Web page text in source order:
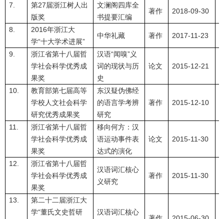
7.
第27届浙江树人出
版奖
文澜阁四库全
书提要汇编
著作 2018-09-30
8.
2016年浙江大
学“十大学术进展”
中华礼藏 著作 2017-11-23
9.
浙江省第十八届哲
学社会科学优秀成
果奖
汉语“闻嗅”义
词的现状与历
史
论文 2015-12-21
10.
教育部第七届高等
学校人文社会科学
研究优秀成果奖
东汉疑伪佛经
的语言学考辨
研究
著作 2015-12-10
11.
浙江省第十八届哲
学社会科学优秀成
果奖
移向何方：汉
语运动事件表
达式的演化
论文 2015-11-30
12.
浙江省第十八届哲
学社会科学优秀成
果奖
汉语词汇核心
义研究
著作 2015-11-30
13.
第二十二届浙江大
学“董氏文史哲研
汉语词汇核心